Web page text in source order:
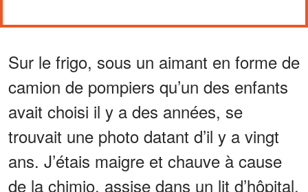
Sur le frigo, sous un aimant en forme de
camion de pompiers qu’un des enfants
avait choisi il y a des années, se
trouvait une photo datant d’il y a vingt
ans. J’étais maigre et chauve à cause
de la chimio, assise dans un lit d’hôpital.